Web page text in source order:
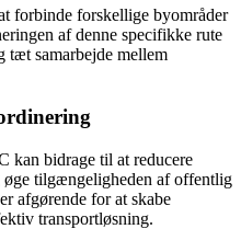
forbinde forskellige byområder
af denne specifikke rute
samarbejde mellem
kan bidrage til at reducere
tilgængeligheden af offentlig
afgørende for at skabe
transportløsning.